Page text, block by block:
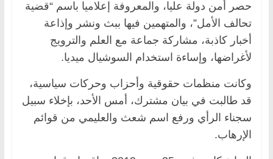
حصر أمن دولة عليا، والمعروفة إعلاميا باسم “قضية
تحالف الأمل”، والمتهمين فيها ببث ونشر وإذاعة
أخبار كاذبة، مشاركة جماعة مع العلم والترويج
لأغراضها، وإساءة استخدام السوشيال ميديا.
وكانت منظمات حقوقية وأحزاب وحركات سياسية،
قد طالبت في بيان مشترك، أمس الأحد، بإخلاء سبيل
سجناء الرأي ورفع اسم شعث والعليمي من قوائم
الإرهاب.